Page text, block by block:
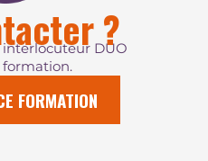
?
DUO
formation.
FORMATION